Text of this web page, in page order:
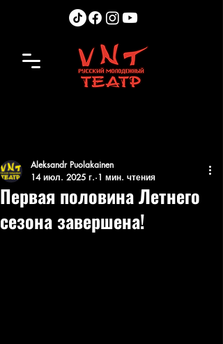
Первая половина Летнего
сезона завершена!
Aleksandr Puolakainen
14 июл. 2025 г. 1 мин. чтения